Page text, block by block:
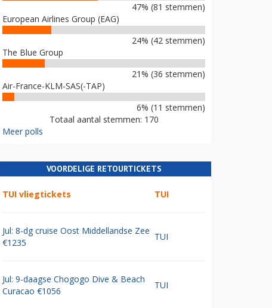
47% (81 stemmen)
European Airlines Group (EAG)
24% (42 stemmen)
The Blue Group
21% (36 stemmen)
Air-France-KLM-SAS(-TAP)
6% (11 stemmen)
Totaal aantal stemmen: 170
Meer polls
VOORDELIGE RETOURTICKETS
TUI vliegtickets TUI
Jul: 8-dg cruise Oost Middellandse Zee
€1235
TUI
Jul: 9-daagse Chogogo Dive & Beach
Curacao €1056
TUI